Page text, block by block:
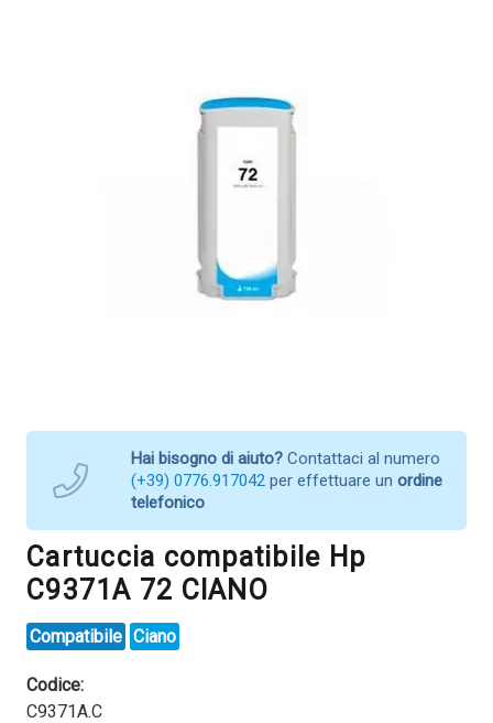
Hai bisogno di aiuto? Contattaci al numero
(+39) 0776.917042 per effettuare un ordine
telefonico
Cartuccia compatibile Hp
C9371A 72 CIANO
Compatibile Ciano
Codice:
C9371A.C